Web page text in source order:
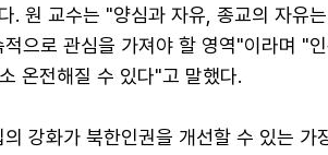
. 원 교수는 "양심과 자유, 종교의 자유
으로 관심을 가져야 할 영역"이라며 "
온전해질 수 있다"고 말했다.
강화가 북한인권을 개선할 수 있는 가